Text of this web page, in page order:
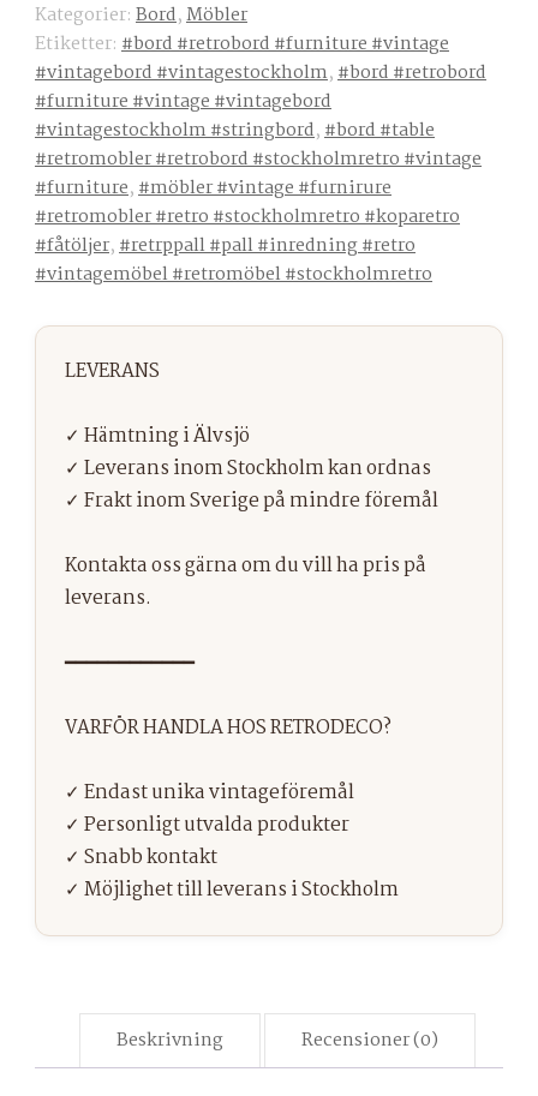
Kategorier: Bord,Möbler
Etiketter: #bord #retrobord #furniture #vintage
#vintagebord #vintagestockholm,#bord #retrobord
#furniture #vintage #vintagebord
#vintagestockholm #stringbord,#bord #table
#retromobler #retrobord #stockholmretro #vintage
#furniture,#möbler #vintage #furnirure
#retromobler #retro #stockholmretro #koparetro
#fåtöljer,#retrppall #pall #inredning #retro
#vintagemöbel #retromöbel #stockholmretro
Beskrivning Recensioner (0)